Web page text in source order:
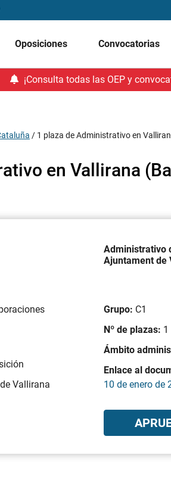
Oposiciones Convocatorias
¡Consulta todas las OEP y
/ 1 plaza de Administrativo en
en Vallirana
Administrativo
Ajuntament de
Vallirana
Grupo: C1
Nº de plazas: 1
Ámbito
Enlace al
10 de enero de